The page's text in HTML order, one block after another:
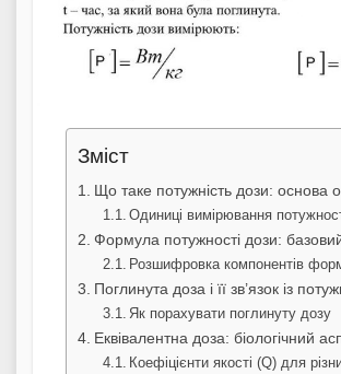
Зміст
Що таке потужність дози: основа
Одиниці вимірювання
Формула потужності дози:
Розшифровка компонентів
Поглинута доза і її зв’язок із
Як порахувати поглинуту дозу
Еквівалентна доза: біологічний
Коефіцієнти якості (Q) для